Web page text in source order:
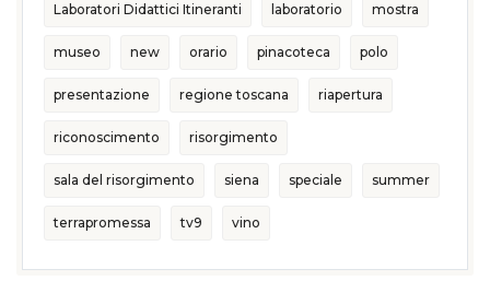
Laboratori Didattici Itineranti laboratorio mostra
museo new orario pinacoteca polo
presentazione regione toscana riapertura
riconoscimento risorgimento
sala del risorgimento siena speciale summer
terrapromessa tv9 vino